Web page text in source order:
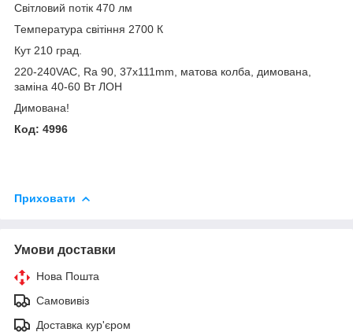
Світловий потік 470 лм
Температура світіння 2700 К
Кут 210 град.
220-240VAC, Ra 90, 37x111mm, матова колба, димована,
заміна 40-60 Вт ЛОН
Димована!
Код: 4996
Приховати
Умови доставки
Нова Пошта
Самовивіз
Доставка кур'єром